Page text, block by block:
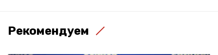
Рекомендуем